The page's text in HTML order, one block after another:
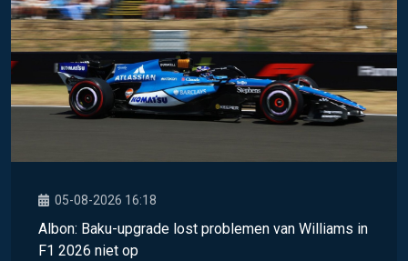
05-08-2026 16:18
Albon: Baku-upgrade lost problemen van Williams in
F1 2026 niet op